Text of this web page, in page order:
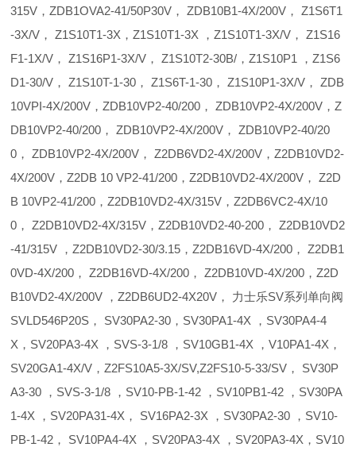
315V，ZDB1OVA2-41/50P30V， ZDB10B1-4X/200V， Z1S6T1
-3X/V， Z1S10T1-3X，Z1S10T1-3X ，Z1S10T1-3X/V， Z1S16
F1-1X/V， Z1S16P1-3X/V， Z1S10T2-30B/，Z1S10P1 ，Z1S6
D1-30/V， Z1S10T-1-30， Z1S6T-1-30， Z1S10P1-3X/V， ZDB
10VPI-4X/200V，ZDB10VP2-40/200， ZDB10VP2-4X/200V，Z
DB10VP2-40/200， ZDB10VP2-4X/200V， ZDB10VP2-40/20
0， ZDB10VP2-4X/200V， Z2DB6VD2-4X/200V，Z2DB10VD2-
4X/200V，Z2DB 10 VP2-41/200，Z2DB10VD2-4X/200V， Z2D
B 10VP2-41/200，Z2DB10VD2-4X/315V，Z2DB6VC2-4X/10
0， Z2DB10VD2-4X/315V，Z2DB10VD2-40-200， Z2DB10VD2
-41/315V ，Z2DB10VD2-30/3.15，Z2DB16VD-4X/200， Z2DB1
0VD-4X/200， Z2DB16VD-4X/200， Z2DB10VD-4X/200，Z2D
B10VD2-4X/200V ，Z2DB6UD2-4X20V， 力士乐SV系列单向阀
SVLD546P20S， SV30PA2-30，SV30PA1-4X ，SV30PA4-4
X，SV20PA3-4X ，SVS-3-1/8 ，SV10GB1-4X ，V10PA1-4X，
SV20GA1-4X/V，Z2FS10A5-3X/SV,Z2FS10-5-33/SV， SV30P
A3-30 ，SVS-3-1/8 ，SV10-PB-1-42 ，SV10PB1-42 ，SV30PA
1-4X ，SV20PA31-4X， SV16PA2-3X ，SV30PA2-30 ，SV10-
PB-1-42， SV10PA4-4X ，SV20PA3-4X ，SV20PA3-4X，SV10